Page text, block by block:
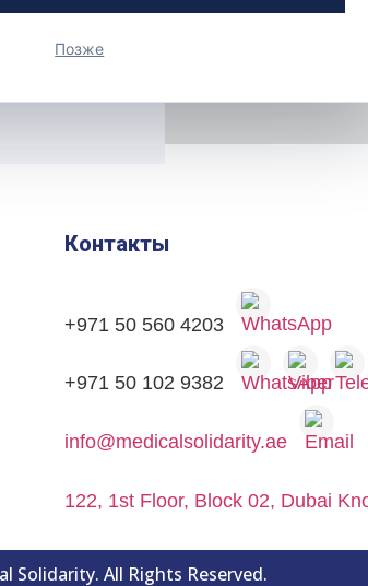
Позже
Контакты
+971 50 560 4203
+971 50 102 9382
info@medicalsolidarity.ae
122, 1st Floor, Block 02, Dubai
Solidarity. All Rights Reserved.